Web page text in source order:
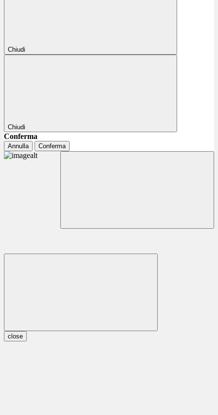
Chiudi
Chiudi
Conferma
Annulla Conferma
close